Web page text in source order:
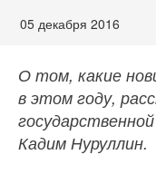
05 декабря 2016
О том, какие
в этом году,
Кадим Нуруллин.